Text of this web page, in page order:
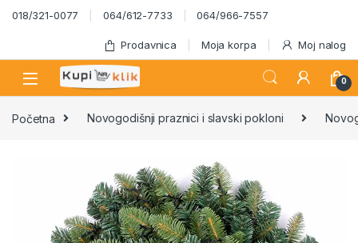
Skip to navigation
Skip to content
018/321-0077 064/612-7733 064/966-7557
Prodavnica Moja korpa Moj nalog
0
Početna Novogodišnji praznici i slavski pokloni